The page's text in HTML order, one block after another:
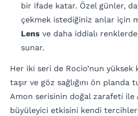
bir ifade katar. Özel günler,
çekmek istediğiniz anlar için
Lens ve daha iddialı
sunar.
Her iki seri de Rocio’nun yüksek
taşır ve göz sağlığını ön planda
Amon serisinin doğal zarafeti ile
büyüleyici etkisini kendi